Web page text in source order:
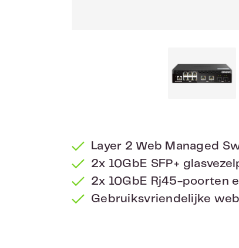
Layer 2 Web Managed
2x 10GbE SFP+
2x 10GbE Rj45-poorten
Gebruiksvriendelijke